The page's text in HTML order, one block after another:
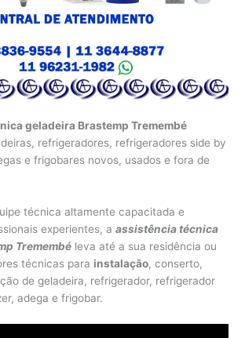
geladeira Brastemp Tremembé
refrigeradores, refrigeradores side by
e frigobares novos, usados e fora de
técnica altamente capacitada e
experientes, aassistência técnica
Tremembé leva até a sua residência ou
técnicas para instalação, conserto,
de geladeira, refrigerador, refrigerador
adega e frigobar.